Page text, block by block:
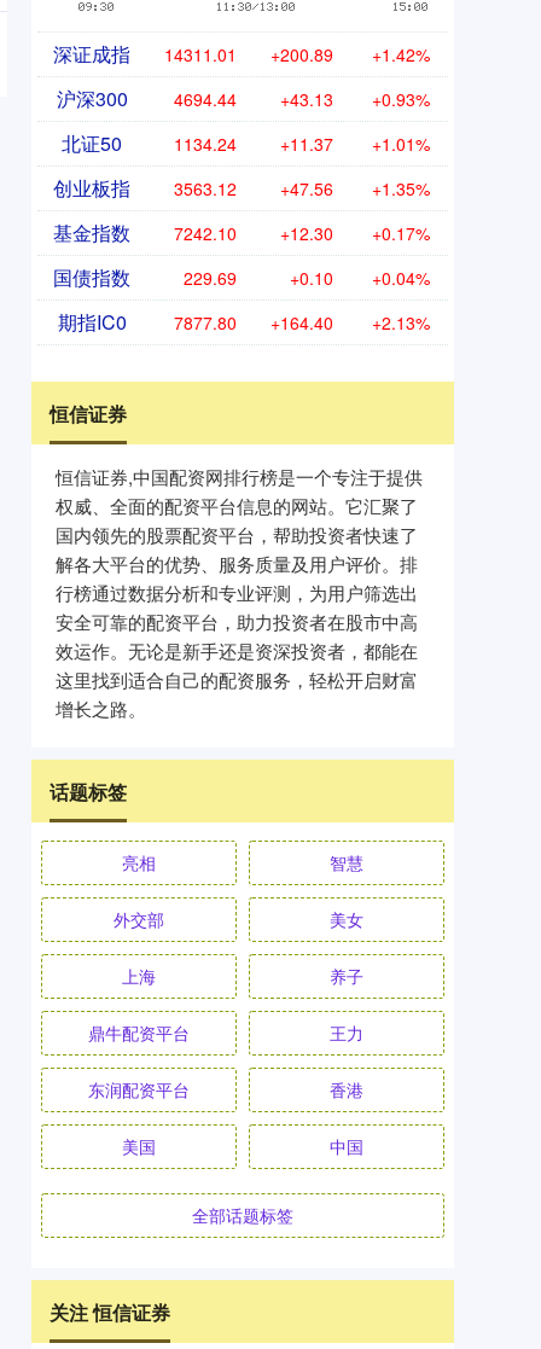
深证成指 14311.01 +200.89 +1.42%
沪深300 4694.44 +43.13 +0.93%
北证50 1134.24 +11.37 +1.01%
创业板指 3563.12 +47.56 +1.35%
基金指数 7242.10 +12.30 +0.17%
国债指数 229.69 +0.10 +0.04%
期指IC0 7877.80 +164.40 +2.13%
恒信证券
恒信证券,中国配资网排行榜是一个专注于提供
权威、全面的配资平台信息的网站。它汇聚了
国内领先的股票配资平台，帮助投资者快速了
解各大平台的优势、服务质量及用户评价。排
行榜通过数据分析和专业评测，为用户筛选出
安全可靠的配资平台，助力投资者在股市中高
效运作。无论是新手还是资深投资者，都能在
这里找到适合自己的配资服务，轻松开启财富
增长之路。
话题标签
亮相 智慧
外交部 美女
上海 养子
鼎牛配资平台 王力
东润配资平台 香港
美国 中国
全部话题标签
关注 恒信证券